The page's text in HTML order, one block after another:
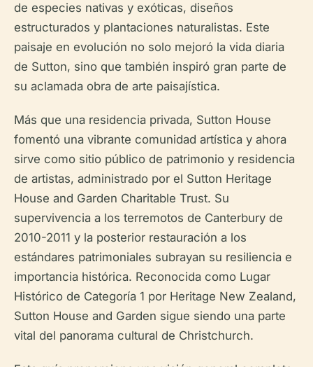
de especies nativas y exóticas, diseños
estructurados y plantaciones naturalistas. Este
paisaje en evolución no solo mejoró la vida diaria
de Sutton, sino que también inspiró gran parte de
su aclamada obra de arte paisajística.
Más que una residencia privada, Sutton House
fomentó una vibrante comunidad artística y ahora
sirve como sitio público de patrimonio y residencia
de artistas, administrado por el Sutton Heritage
House and Garden Charitable Trust. Su
supervivencia a los terremotos de Canterbury de
2010-2011 y la posterior restauración a los
estándares patrimoniales subrayan su resiliencia e
importancia histórica. Reconocida como Lugar
Histórico de Categoría 1 por Heritage New Zealand,
Sutton House and Garden sigue siendo una parte
vital del panorama cultural de Christchurch.